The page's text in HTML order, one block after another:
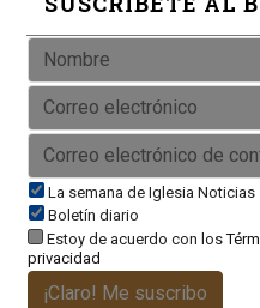
La semana de Iglesia Noticias
Boletín diario
Estoy de acuerdo con los
privacidad
¡Claro! Me suscribo